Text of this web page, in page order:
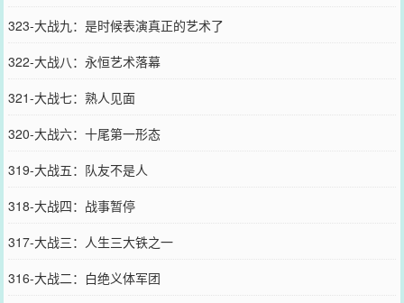
323-大战九：是时候表演真正的艺术了
322-大战八：永恒艺术落幕
321-大战七：熟人见面
320-大战六：十尾第一形态
319-大战五：队友不是人
318-大战四：战事暂停
317-大战三：人生三大铁之一
316-大战二：白绝义体军团